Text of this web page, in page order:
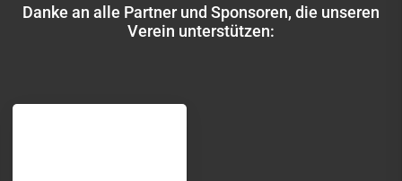
Danke an alle Partner und Sponsoren, die unseren
Verein unterstützen: